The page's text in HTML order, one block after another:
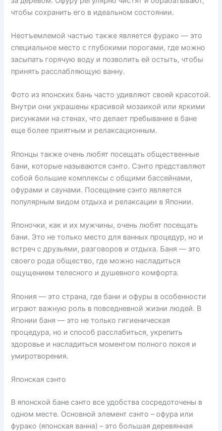
чтобы сохранить его в идеальном состоянии.
Неотъемлемой частью также является фурако — это
специальное место с глубокими порогами, где можно
засыпать горячую воду и позволить ей остыть, чтобы
принять расслабляющую ванну.
Фото из японских бань часто удивляют своей красотой.
Внутри они украшены красивой мозаикой или яркими
рисунками на стенах, что делает пребывание в бане
еще более приятным и релаксационным.
Японцы также очень любят посещать общественные
бани, которые называются сэнто. Сэнто представляют
собой большие комплексы с общими бассейнами,
офурами и саунами. Посещение сэнто является
популярным видом отдыха и релаксации в Японии.
Японочки, как и их мужчины, очень любят посещать
бани. Это не только место для ванных процедур, но и
встреч с друзьями, разговоров и отдыха. Баня — это
своего рода общество, где можно насладиться
ощущением телесного и душевного комфорта.
Япония — это страна, где бани и офуры в особенности
играют важную роль в повседневной жизни людей. В
Японии баня — это не только гигиеническая
процедура, но и способ расслабиться, укрепить
здоровье и насладиться моментом полного покоя и
умиротворения.
Японская сэнто
В японской бане сэнто все удобства сосредоточены в
одном месте. Основной элемент сэнто – офура или
фурако (японская ванна) – это большая деревянная